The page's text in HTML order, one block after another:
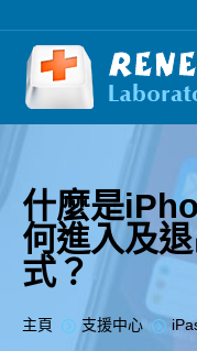
什麼是
何進入及
式？
您在此处：
主頁 支援中心